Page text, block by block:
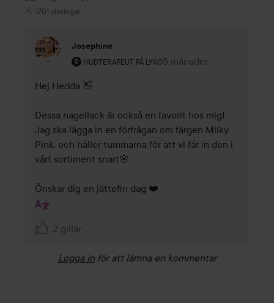
1701 visningar
Josephine
HUDTERAPEUT PÅ LYKO
Användarens roll: Hudterapeut på Lyko.
5 månader
Kommentaren lades 5
Hej Hedda 👋
Dessa nagellack är också en favorit hos mig!
Jag ska lägga in en förfrågan om färgen Milky
Pink, och håller tummarna för att vi får in den i
vårt sortiment snart🌸
Önskar dig en jättefin dag ❤️
2 gillar
Logga in för att lämna en kommentar